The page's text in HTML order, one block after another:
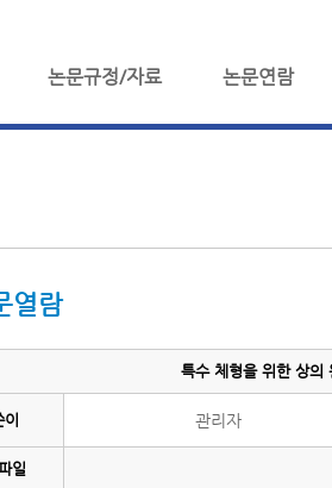
논문규정/자료 논문연람
열람
특수 체형을 위한 상
관리자
일